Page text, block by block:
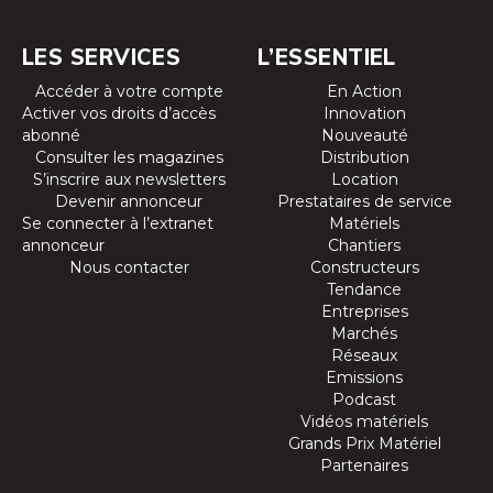
LES SERVICES
Accéder à votre compte
Activer vos droits d’accès
abonné
Consulter les magazines
S’inscrire aux newsletters
Devenir annonceur
Se connecter à l’extranet
annonceur
Nous contacter
L’ESSENTIEL
En Action
Innovation
Nouveauté
Distribution
Location
Prestataires de service
Matériels
Chantiers
Constructeurs
Tendance
Entreprises
Marchés
Réseaux
Emissions
Podcast
Vidéos matériels
Grands Prix Matériel
Partenaires